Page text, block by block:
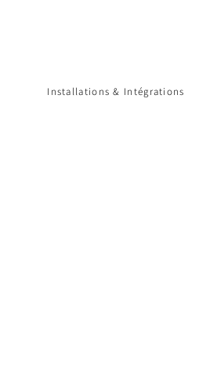
Installations & Intégrations